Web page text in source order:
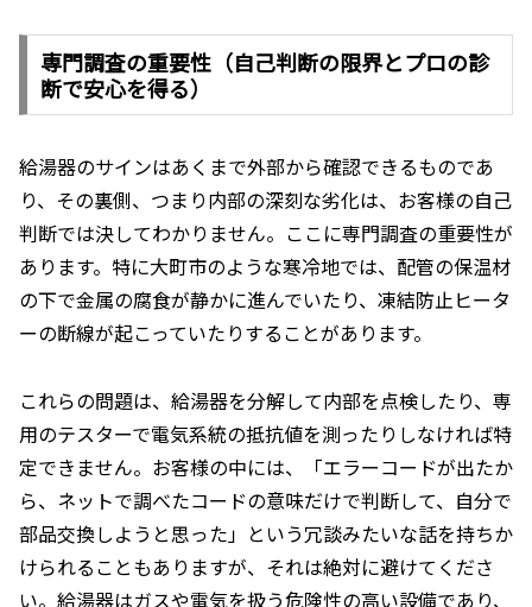
専門調査の重要性（自己判断の限界とプロの診
断で安心を得る）
給湯器のサインはあくまで外部から確認できるものであ
り、その裏側、つまり内部の深刻な劣化は、お客様の自己
判断では決してわかりません。ここに専門調査の重要性が
あります。特に大町市のような寒冷地では、配管の保温材
の下で金属の腐食が静かに進んでいたり、凍結防止ヒータ
ーの断線が起こっていたりすることがあります。
これらの問題は、給湯器を分解して内部を点検したり、専
用のテスターで電気系統の抵抗値を測ったりしなければ特
定できません。お客様の中には、「エラーコードが出たか
ら、ネットで調べたコードの意味だけで判断して、自分で
部品交換しようと思った」という冗談みたいな話を持ちか
けられることもありますが、それは絶対に避けてくださ
い。給湯器はガスや電気を扱う危険性の高い設備であり、